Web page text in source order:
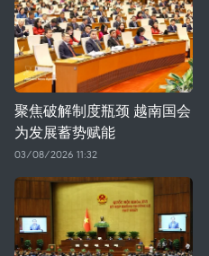
聚焦破解制度瓶颈 越南国会
为发展蓄势赋能
03/08/2026 11:32